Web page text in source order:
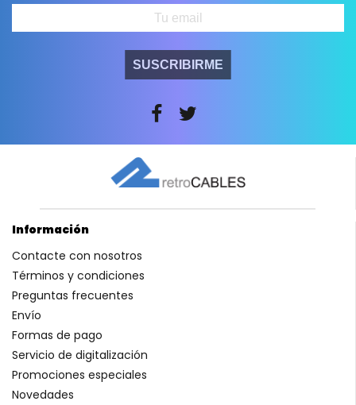
SUSCRIBIRME
Información
Contacte con nosotros
Términos y condiciones
Preguntas frecuentes
Envío
Formas de pago
Servicio de digitalización
Promociones especiales
Novedades